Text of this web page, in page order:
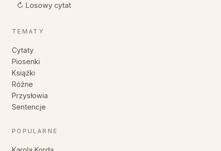
↻ Losowy cytat
TEMATY
Cytaty
Piosenki
Książki
Różne
Przysłowia
Sentencje
POPULARNE